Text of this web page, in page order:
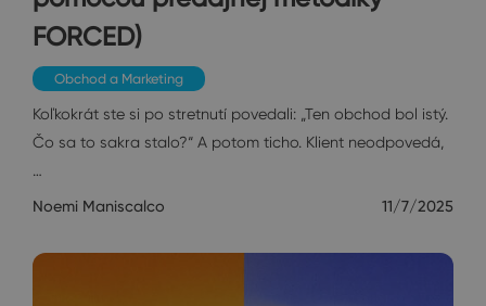
FORCED)
Obchod a Marketing
Koľkokrát ste si po stretnutí povedali: „Ten obchod bol istý.
Čo sa to sakra stalo?“ A potom ticho. Klient neodpovedá,
…
Noemi Maniscalco 11/7/2025